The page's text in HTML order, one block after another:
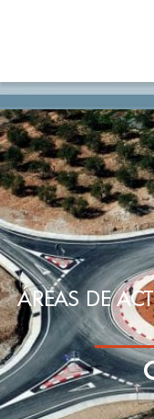
ÁREAS DE